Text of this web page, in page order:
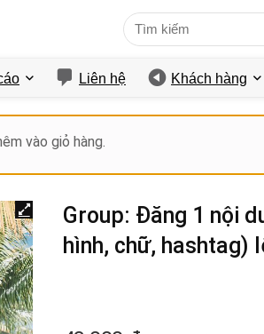
Liên hệ Khách hàng
vào giỏ hàng.
Group: Đăng 1 nội
hình, chữ, hashtag)